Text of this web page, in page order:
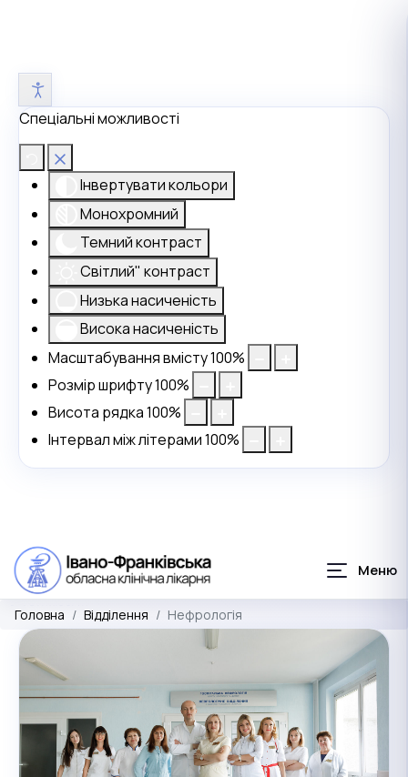
Спеціальні можливості
Інвертувати кольори
Монохромний
Темний контраст
Світлий" контраст
Низька насиченість
Висока насиченість
Масштабування вмісту100%
Розмір шрифту100%
Висота рядка100%
Інтервал між літерами100%
Головна Відділення Нефрологія